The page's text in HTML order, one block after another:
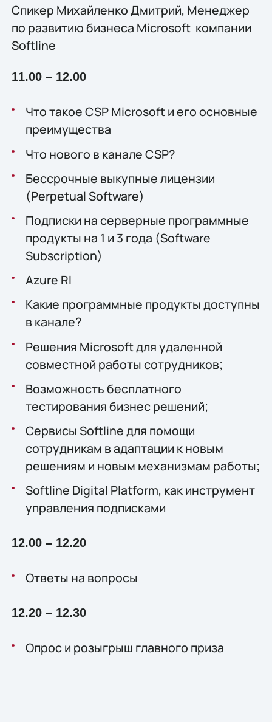
Спикер Михайленко Дмитрий, Менеджер
по развитию бизнеса Microsoft компании
Softline
11.00 – 12.00
Что такое CSP Microsoft и его основные
преимущества
Что нового в канале CSP?
Бессрочные выкупные лицензии
(Perpetual Software)
Подписки на серверные программные
продукты на 1 и 3 года (Software
Subscription)
Azure RI
Какие программные продукты доступны
в канале?
Решения Microsoft для удаленной
совместной работы сотрудников;
Возможность бесплатного
тестирования бизнес решений;
Сервисы Softline для помощи
сотрудникам в адаптации к новым
решениям и новым механизмам работы;
Softline Digital Platform, как инструмент
управления подписками
12.00 – 12.20
Ответы на вопросы
12.20 – 12.30
Опрос и розыгрыш главного приза